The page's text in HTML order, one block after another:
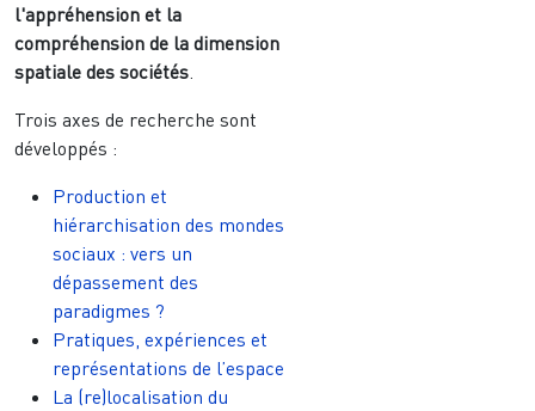
l'appréhension et la
compréhension de la dimension
spatiale des sociétés
Trois axes de recherche sont
développés :
Production et
hiérarchisation des mondes
sociaux : vers un
dépassement des
paradigmes ?
Pratiques, expériences et
représentations de l’espace
La (re)localisation du